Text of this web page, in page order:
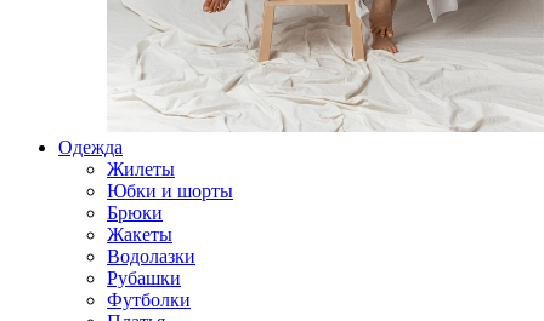
Одежда
Жилеты
Юбки и шорты
Брюки
Жакеты
Водолазки
Рубашки
Футболки